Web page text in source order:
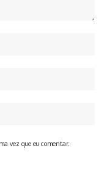
vez que eu comentar.